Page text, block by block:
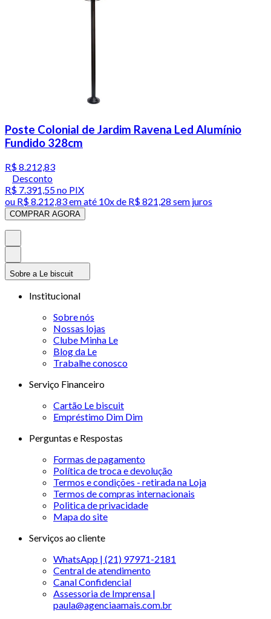
Poste Colonial de Jardim Ravena Led Alumínio
Fundido 328cm
R$ 8.212,83
Desconto
R$ 7.391,55no PIX
ou R$ 8.212,83em até 10x de R$ 821,28 sem juros
COMPRAR AGORA
Sobre a Le biscuit
Institucional
Sobre nós
Nossas lojas
Clube Minha Le
Blog da Le
Trabalhe conosco
Serviço Financeiro
Cartão Le biscuit
Empréstimo Dim Dim
Perguntas e Respostas
Formas de pagamento
Política de troca e devolução
Termos e condições - retirada na Loja
Termos de compras internacionais
Politica de privacidade
Mapa do site
Serviços ao cliente
WhatsApp | (21) 97971-2181
Central de atendimento
Canal Confidencial
Assessoria de Imprensa |
paula@agenciaamais.com.br